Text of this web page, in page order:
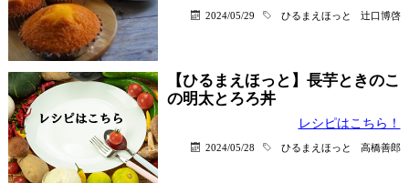
2024/05/29 ひるまえほっと 辻口博啓
【ひるまえほっと】長芋ときのこ
の明太とろろ丼
レシピはこちら！
2024/05/28 ひるまえほっと 高橋善郎